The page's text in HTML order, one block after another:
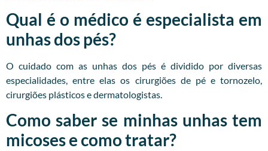
Qual é o médico é especialista em
unhas dos pés?
O cuidado com as unhas dos pés é dividido por diversas
especialidades, entre elas os cirurgiões de pé e tornozelo,
cirurgiões plásticos e dermatologistas.
Como saber se minhas unhas tem
micoses e como tratar?